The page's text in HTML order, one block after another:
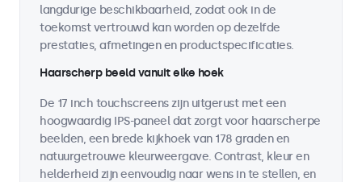
langdurige beschikbaarheid, zodat ook in de
toekomst vertrouwd kan worden op dezelfde
prestaties, afmetingen en productspecificaties.
Haarscherp beeld vanuit elke hoek
De 17 inch touchscreens zijn uitgerust met een
hoogwaardig IPS-paneel dat zorgt voor haarscherpe
beelden, een brede kijkhoek van 178 graden en
natuurgetrouwe kleurweergave. Contrast, kleur en
helderheid zijn eenvoudig naar wens in te stellen, en